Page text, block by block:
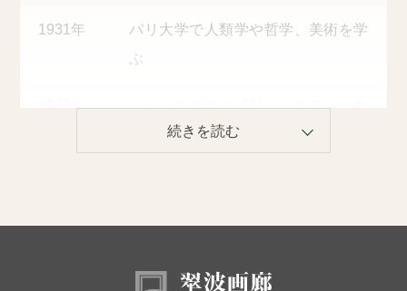
1931年
パリ大学で人類学や哲学、美術を学
ぶ
1932年
ピカソの作品に感動し、カディンス
キーらと交流する
た展覧会に出品する